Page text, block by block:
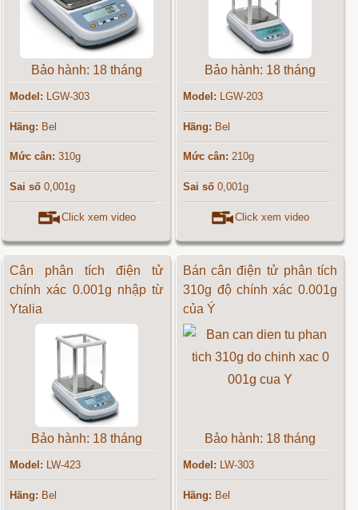
Bảo hành: 18 tháng
Model: LGW-303
Hãng: Bel
Mức cân: 310g
Sai số 0,001g
Click xem video
Bảo hành: 18 tháng
Model: LGW-203
Hãng: Bel
Mức cân: 210g
Sai số 0,001g
Click xem video
Cân phân tích điện tử
chính xác 0.001g nhập từ
Ytalia
Bảo hành: 18 tháng
Model: LW-423
Hãng: Bel
Bán cân điện tử phân tích
310g độ chính xác 0.001g
của Ý
Bảo hành: 18 tháng
Model: LW-303
Hãng: Bel